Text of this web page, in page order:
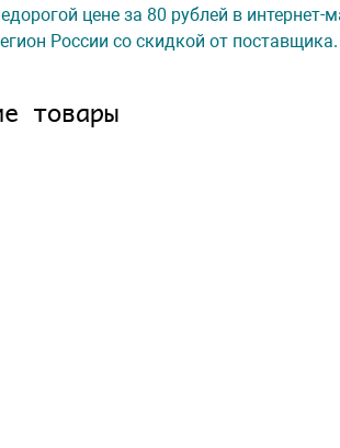
цене за 80 рублей в интернет-
России со скидкой от
товары